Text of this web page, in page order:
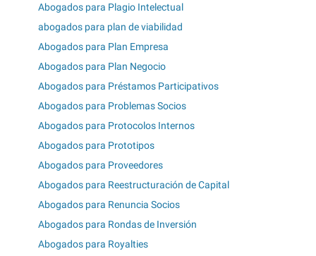
Abogados para Plagio Intelectual
abogados para plan de viabilidad
Abogados para Plan Empresa
Abogados para Plan Negocio
Abogados para Préstamos Participativos
Abogados para Problemas Socios
Abogados para Protocolos Internos
Abogados para Prototipos
Abogados para Proveedores
Abogados para Reestructuración de Capital
Abogados para Renuncia Socios
Abogados para Rondas de Inversión
Abogados para Royalties